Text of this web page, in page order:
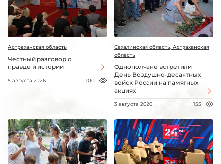
Астраханская область
Честный разговор о
правде и истории
5 августа 2026 100
Сахалинская область, Астраханская
область
Однополчане встретили
День Воздушно-десантных
войск России на памятных
акциях
3 августа 2026 155